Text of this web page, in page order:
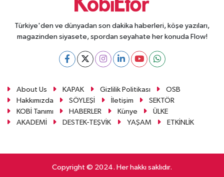
Türkiye'den ve dünyadan son dakika haberleri, köşe yazıları,
magazinden siyasete, spordan seyahate her konuda Flow!
About Us KAPAK Gizlilik Politikası
OSB
Hakkımızda
SÖYLEŞİ İletişim
SEKTÖR
KOBİ Tanımı
HABERLER Künye
ÜLKE
AKADEMİ
DESTEK-TEŞVİK YAŞAM ETKİNLİK
Copyright © 2024. Her hakkı saklıdır.